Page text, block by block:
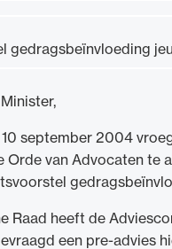
gedragsbeïnvloeding
september 2004
Orde van Advocaten te
Raad heeft de
een pre-advies
van de
en